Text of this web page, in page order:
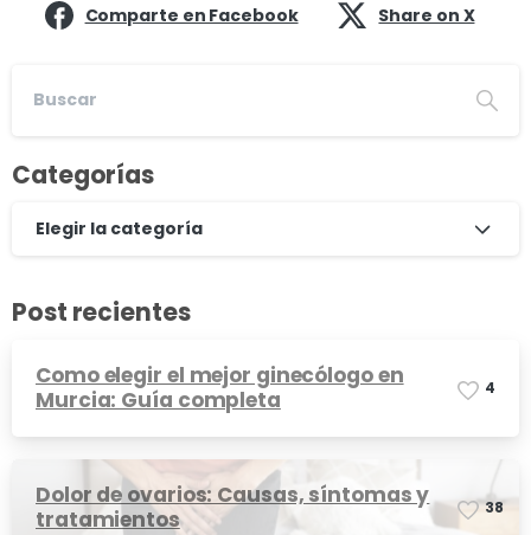
Comparte en Facebook Share on X
Categorías
Elegir la categoría
Post recientes
Como elegir el mejor ginecólogo en
Murcia: Guía completa
4
Dolor de ovarios: Causas, síntomas y
tratamientos
38